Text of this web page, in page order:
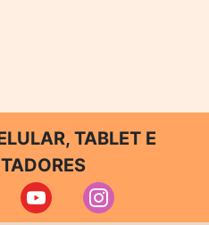
TABLET E